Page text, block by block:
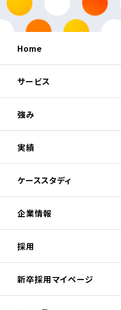
Home
サービス
強み
実績
ケーススタディ
企業情報
採用
新卒採用マイページ
（新しいウィンドウが開きます